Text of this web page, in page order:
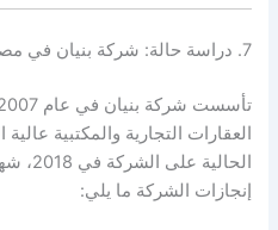
7. دراسة حالة: شركة بنيان في مصر
العقارات التجارية والمكتبية
إنجازات الشركة ما يلي: